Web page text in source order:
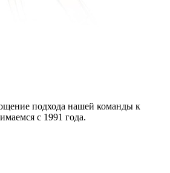
подхода нашей команды к
с 1991 года.